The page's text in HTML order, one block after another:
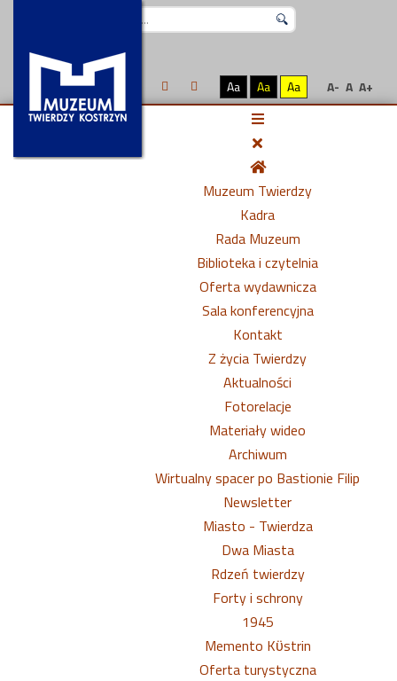
Aa Aa Aa A- A A+
Muzeum Twierdzy
Kadra
Rada Muzeum
Biblioteka i czytelnia
Oferta wydawnicza
Sala konferencyjna
Kontakt
Z życia Twierdzy
Aktualności
Fotorelacje
Materiały wideo
Archiwum
Wirtualny spacer po Bastionie Filip
Newsletter
Miasto - Twierdza
Dwa Miasta
Rdzeń twierdzy
Forty i schrony
1945
Memento Kϋstrin
Oferta turystyczna